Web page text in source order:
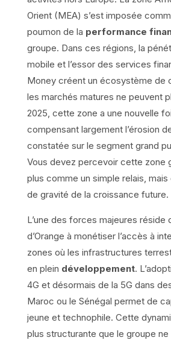
Orient (MEA) s’est imposée
poumon de la performance
groupe. Dans ces régions, la
mobile et l’essor des services
Money créent un écosystème de
les marchés matures ne peuvent
2025, cette zone a une nouvelle
compensant largement l’érosion
constatée sur le segment grand
Vous devez percevoir cette zone
plus comme un simple relais,
de gravité de la croissance future.
L’une des forces majeures réside
d’Orange à monétiser l’accès à
zones où les infrastructures
en plein développement.
4G et désormais de la 5G dans
Maroc ou le Sénégal permet de
jeune et technophile. Cette
plus structurante que le groupe